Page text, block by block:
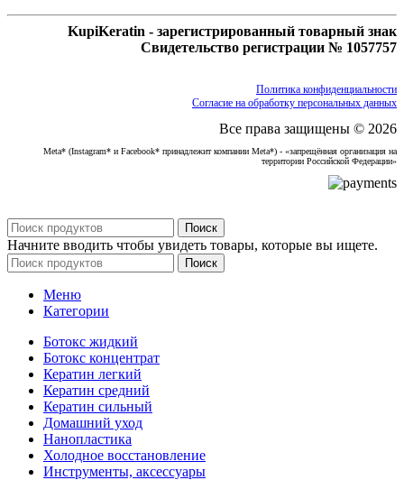
KupiKeratin - зарегистрированный товарный знак
Свидетельство регистрации № 1057757
Политика конфиденциальности
Согласие на обработку персональных данных
Все права защищены © 2026
Meta* (Instagram* и Facebook* принадлежит компании Meta*) - «запрещённая организация на
территории Российской Федерации»
Поиск
Начните вводить чтобы увидеть товары, которые вы ищете.
Поиск
Меню
Категории
Ботокс жидкий
Ботокс концентрат
Кератин легкий
Кератин средний
Кератин сильный
Домашний уход
Нанопластика
Холодное восстановление
Инструменты, аксессуары